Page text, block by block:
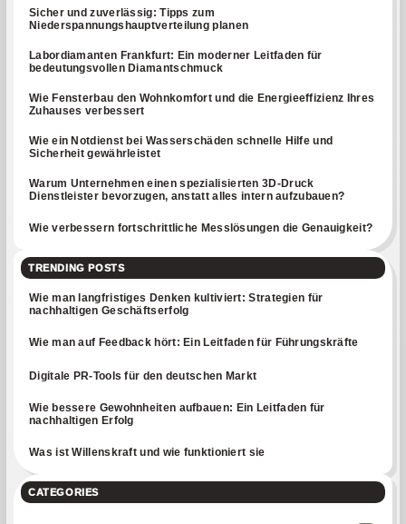
Sicher und zuverlässig: Tipps zum
Niederspannungshauptverteilung planen
Labordiamanten Frankfurt: Ein moderner Leitfaden für
bedeutungsvollen Diamantschmuck
Wie Fensterbau den Wohnkomfort und die Energieeffizienz Ihres
Zuhauses verbessert
Wie ein Notdienst bei Wasserschäden schnelle Hilfe und
Sicherheit gewährleistet
Warum Unternehmen einen spezialisierten 3D-Druck
Dienstleister bevorzugen, anstatt alles intern aufzubauen?
Wie verbessern fortschrittliche Messlösungen die Genauigkeit?
TRENDING POSTS
Wie man langfristiges Denken kultiviert: Strategien für
nachhaltigen Geschäftserfolg
Wie man auf Feedback hört: Ein Leitfaden für Führungskräfte
Digitale PR-Tools für den deutschen Markt
Wie bessere Gewohnheiten aufbauen: Ein Leitfaden für
nachhaltigen Erfolg
Was ist Willenskraft und wie funktioniert sie
CATEGORIES